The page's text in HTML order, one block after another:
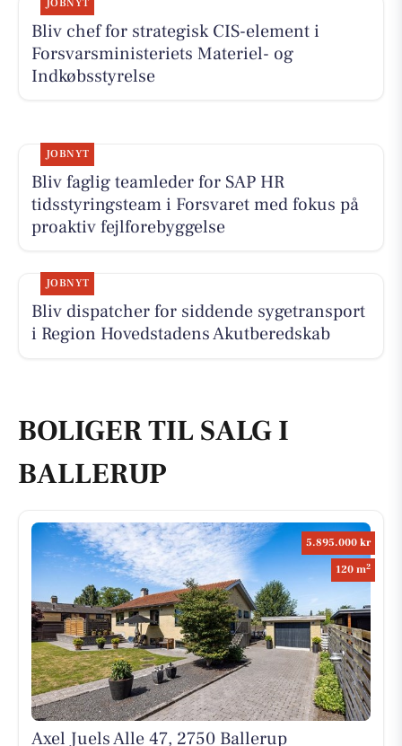
JOBNYT
Bliv chef for strategisk CIS-element i
Forsvarsministeriets Materiel- og
Indkøbsstyrelse
JOBNYT
Bliv faglig teamleder for SAP HR
tidsstyringsteam i Forsvaret med fokus på
proaktiv fejlforebyggelse
JOBNYT
Bliv dispatcher for siddende sygetransport
i Region Hovedstadens Akutberedskab
BOLIGER TIL SALG I
BALLERUP
5.895.000 kr
120 m2
Axel Juels Alle 47, 2750 Ballerup